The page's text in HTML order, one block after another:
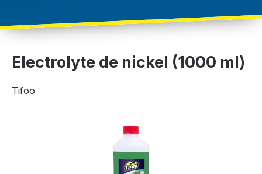
Electrolyte de nickel (1000 ml)
Tifoo
Ignorer la galerie d'images